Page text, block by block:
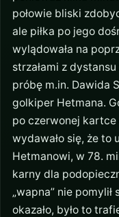
połowie bliski
ale piłka po jego
wylądowała na
strzałami z
próbę m.in. Dawida
golkiper Hetmana.
po czerwonej
wydawało się, że to
Hetmanowi, w 78.
karny dla
„wapna” nie
okazało, było to